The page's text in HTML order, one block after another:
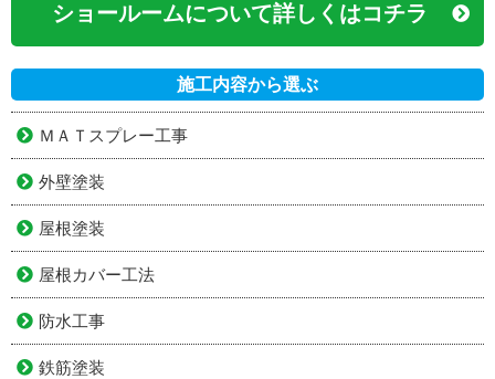
ショールームについて詳しくはコチラ
施工内容から選ぶ
ＭＡＴスプレー工事
外壁塗装
屋根塗装
屋根カバー工法
防水工事
鉄筋塗装